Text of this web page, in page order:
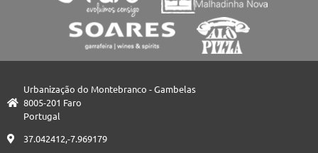
Urbanização do Montebranco - Gambelas
8005-201 Faro
Portugal
37.042412,-7.969179